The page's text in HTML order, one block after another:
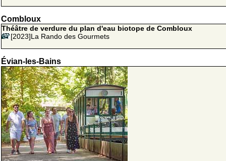
Combloux
Théâtre de verdure du plan d'eau biotope de Combloux
[2023]La Rando des Gourmets
Évian-les-Bains